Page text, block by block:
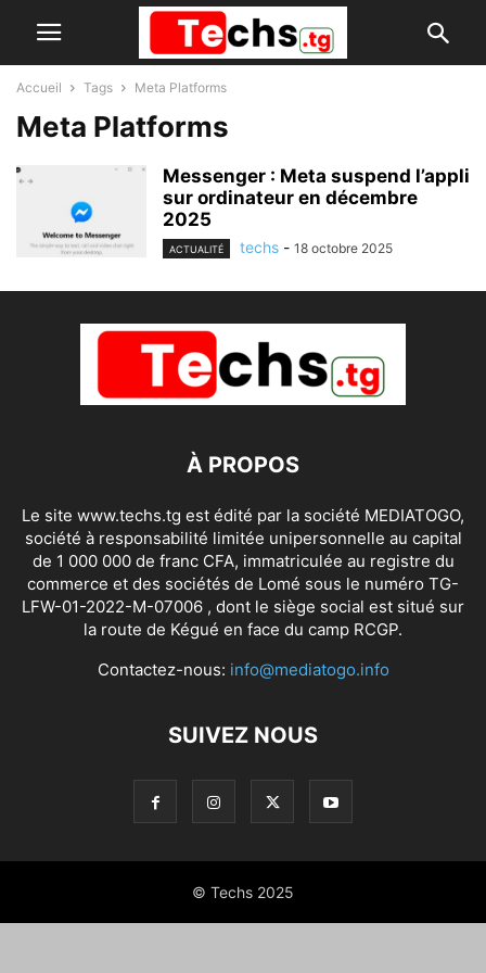
Accueil Tags Meta Platforms
Meta Platforms
Messenger : Meta suspend l’appli
sur ordinateur en décembre
2025
ACTUALITÉ techs - 18 octobre 2025
À PROPOS
Le site www.techs.tg est édité par la société MEDIATOGO,
société à responsabilité limitée unipersonnelle au capital
de 1 000 000 de franc CFA, immatriculée au registre du
commerce et des sociétés de Lomé sous le numéro TG-
LFW-01-2022-M-07006 , dont le siège social est situé sur
la route de Kégué en face du camp RCGP.
Contactez-nous: info@mediatogo.info
SUIVEZ NOUS
© Techs 2025